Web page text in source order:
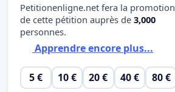
Petitionenligne.net fera la promotion
de cette pétition auprès de 3,000
personnes.
Apprendre encore plus...
5 € 10 € 20 € 40 € 80 €